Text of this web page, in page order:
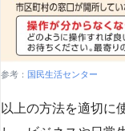
参考： 国民生活センター
以上の方法を適切に